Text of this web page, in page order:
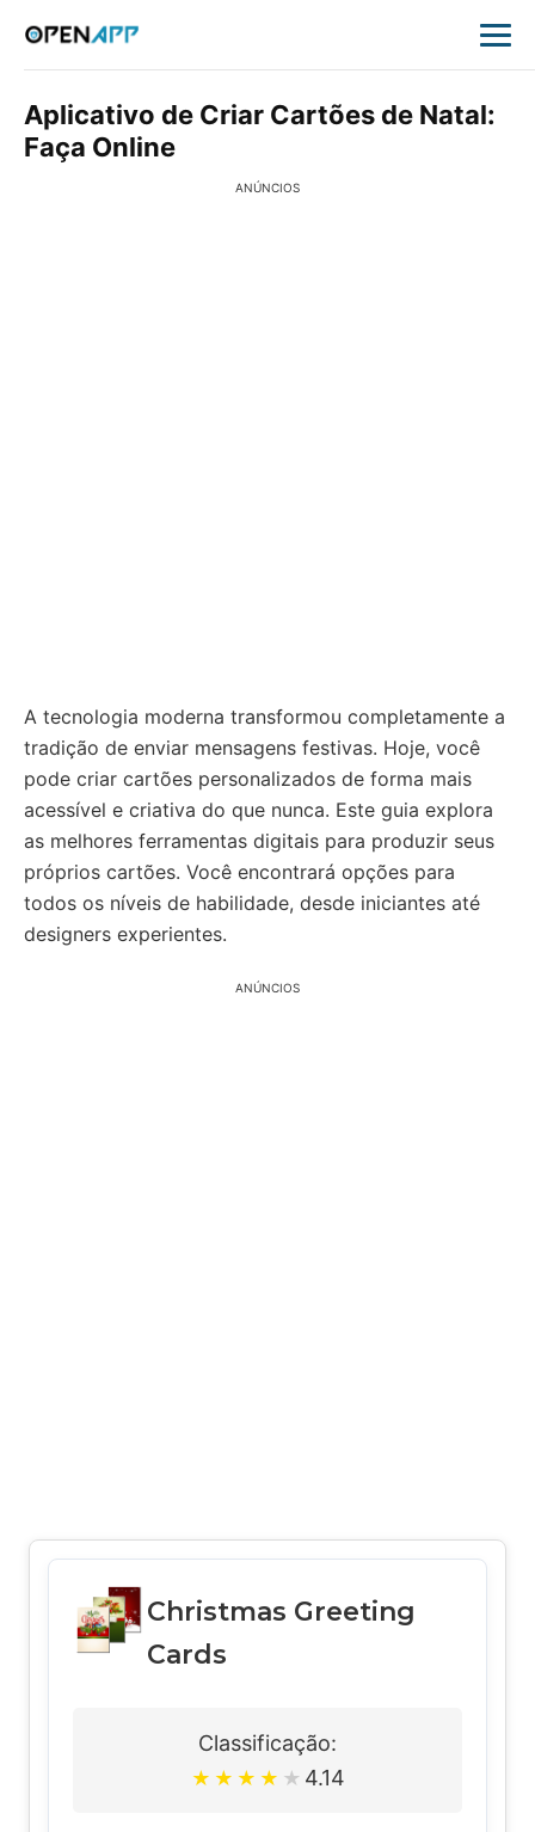
Aplicativo de Criar Cartões de Natal:
Faça Online
ANÚNCIOS
A tecnologia moderna transformou completamente a
tradição de enviar mensagens festivas. Hoje, você
pode criar cartões personalizados de forma mais
acessível e criativa do que nunca. Este guia explora
as melhores ferramentas digitais para produzir seus
próprios cartões. Você encontrará opções para
todos os níveis de habilidade, desde iniciantes até
designers experientes.
ANÚNCIOS
Christmas Greeting
Cards
Classificação:
★ ★ ★ ★ ★ 4.14